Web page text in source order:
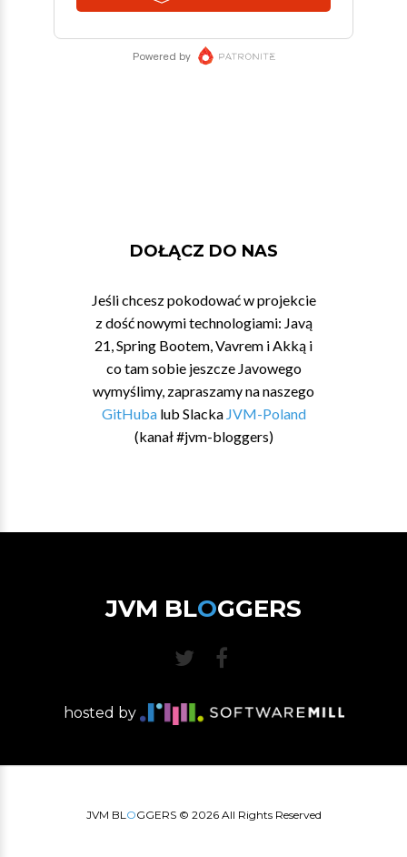
DOŁĄCZ DO NAS
Jeśli chcesz pokodować w projekcie
z dość nowymi technologiami: Javą
21, Spring Bootem, Vavrem i Akką i
co tam sobie jeszcze Javowego
wymyślimy, zapraszamy na naszego
GitHubalub Slacka JVM-Poland
(kanał #jvm-bloggers)
JVM BLOGGERS
hosted by
JVM BLOGGERS © 2026All Rights Reserved